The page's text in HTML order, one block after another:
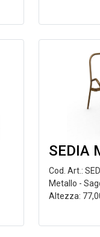
SEDIA
Cod. Art.:
Metallo -
Altezza: